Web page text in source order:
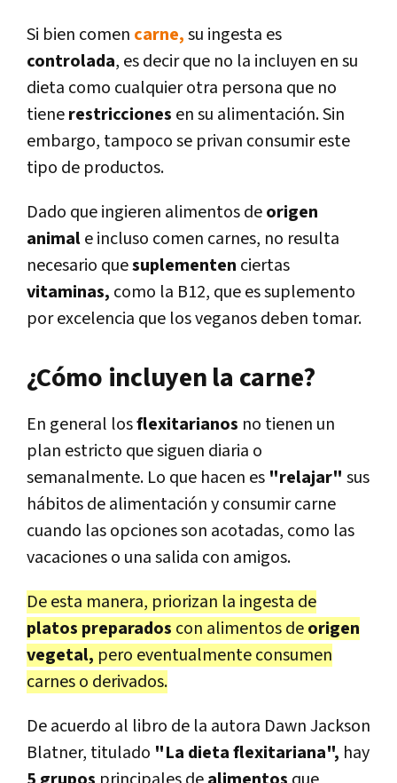
Si bien comen carne,su ingesta es
controlada, es decir que no la incluyen en su
dieta como cualquier otra persona que no
tienerestricciones en su alimentación. Sin
embargo, tampoco se privan consumir este
tipo de productos.
Dado que ingieren alimentos deorigen
animale incluso comen carnes, no resulta
necesario quesuplementen ciertas
vitaminas, como la B12, que es suplemento
por excelencia que los veganos deben tomar.
¿Cómo incluyen la carne?
En general losflexitarianos no tienen un
plan estricto que siguen diaria o
semanalmente. Lo que hacen es "relajar" sus
hábitos de alimentación y consumir carne
cuando las opciones son acotadas, como las
vacaciones o una salida con amigos.
De esta manera, priorizan la ingesta de
platos preparados con alimentos deorigen
vegetal, pero eventualmente consumen
carnes o derivados.
De acuerdo al libro de la autora Dawn Jackson
Blatner, titulado "La dieta flexitariana", hay